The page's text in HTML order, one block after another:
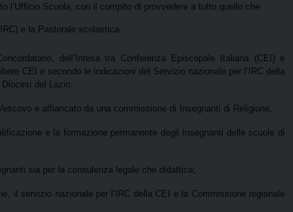
l’Ufficio Scuola, con il compito di provvedere a tutto quello che
e la Pastorale scolastica.
dell’Intesa tra Conferenza Episcopale Italiana (CEI) e
CEI e secondo le indicazioni del Servizio nazionale per l’IRC della
del Lazio.
e affiancato da una commissione di Insegnanti di Religione,
e la formazione permanente degli Insegnanti delle scuole di
sia per la consulenza legale che didattica;
il servizio nazionale per l’IRC della CEI e la Commissione regionale